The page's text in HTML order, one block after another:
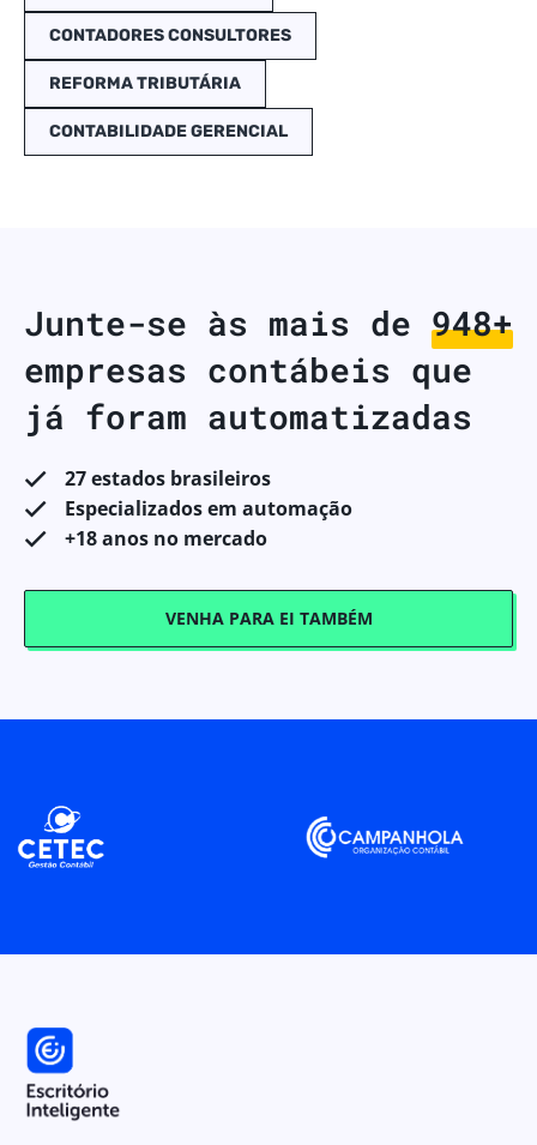
CONTADORES CONSULTORES
REFORMA TRIBUTÁRIA
CONTABILIDADE GERENCIAL
Junte-se às mais de 998+
empresas contábeis que
já foram automatizadas
27 estados brasileiros
Especializados em automação
+18 anos no mercado
VENHA PARA EI TAMBÉM